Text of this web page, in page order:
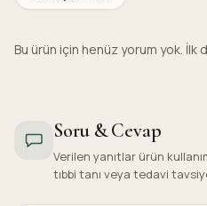
Bu ürün için henüz yorum yok.
Soru & Cevap
Verilen yanıtlar ürün
tıbbi tanı veya tedavi